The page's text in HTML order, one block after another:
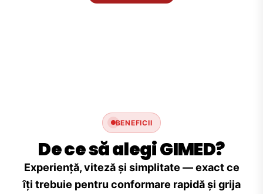
BENEFICII
De ce să alegi GIMED?
Experiență, viteză și simplitate — exact ce
îți trebuie pentru conformare rapidă și grija